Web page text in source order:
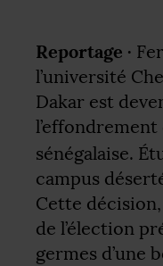
Reportage ·
l’université
Dakar est
l’effondrement
sénégalaise.
campus
Cette
de l’élection
germes d’une